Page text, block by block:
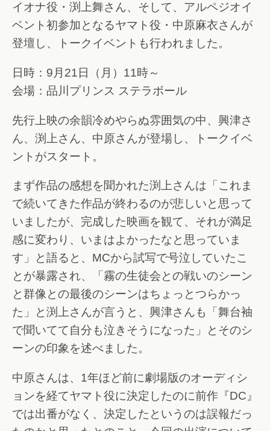
イオナ役・渕上舞さん、そして、アルペジオイ
ベント初参加となるヤマト役・中原麻衣さんが
登壇し、トークイベントも行われました。
日時：9月21日（月）11時～
会場：品川プリンス ステラボール
先行上映の余韻冷めやらぬ雰囲気の中、興津さ
ん、渕上さん、中原さんが登場し、トークイベ
ントがスタート。
まず作品の感想を聞かれた渕上さんは「これま
で続いてきた作品が終わるのが悲しいと思って
いましたが、完成した映画を観て、それが満足
感に変わり、いまはよかったなと思っていま
す」と語ると、MCから試写で号泣していたこ
とが暴露され、「霧の生徒会との戦いのシーン
と群像との最後のシーンはちょっとつらかっ
た」と渕上さんが言うと、興津さんも「舞台袖
で聞いてて自分も泣きそうになった」とそのシ
ーンの印象を述べました。
中原さんは、1年ほど前に劇場版のオーディシ
ョンを経てヤマト役に決定したのに前作『DC』
では出番がなく、決定したというのは誤報だっ